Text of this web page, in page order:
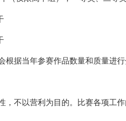
根据当年参赛作品数量和质量进行
，不以营利为目的。比赛各项工